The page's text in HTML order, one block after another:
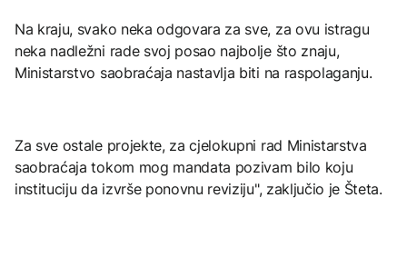
Na kraju, svako neka odgovara za sve, za ovu istragu
neka nadležni rade svoj posao najbolje što znaju,
Ministarstvo saobraćaja nastavlja biti na raspolaganju.
Za sve ostale projekte, za cjelokupni rad Ministarstva
saobraćaja tokom mog mandata pozivam bilo koju
instituciju da izvrše ponovnu reviziju", zaključio je Šteta.